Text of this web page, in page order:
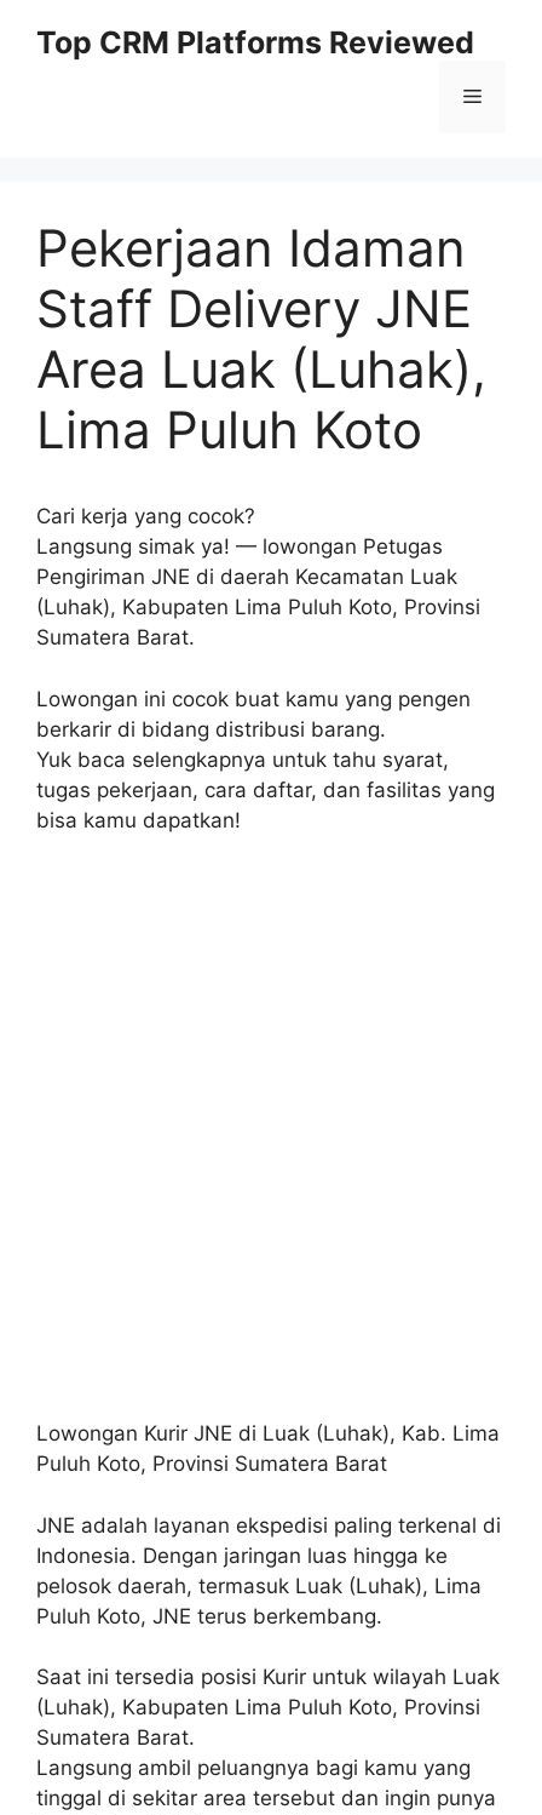
Top CRM Platforms Reviewed
Menu
Pekerjaan Idaman
Staff Delivery JNE
Area Luak (Luhak),
Lima Puluh Koto
Cari kerja yang cocok?
Langsung simak ya! — lowongan Petugas
Pengiriman JNE di daerah Kecamatan Luak
(Luhak), Kabupaten Lima Puluh Koto, Provinsi
Sumatera Barat.
Lowongan ini cocok buat kamu yang pengen
berkarir di bidang distribusi barang.
Yuk baca selengkapnya untuk tahu syarat,
tugas pekerjaan, cara daftar, dan fasilitas yang
bisa kamu dapatkan!
Lowongan Kurir JNE di Luak (Luhak), Kab. Lima
Puluh Koto, Provinsi Sumatera Barat
JNE adalah layanan ekspedisi paling terkenal di
Indonesia. Dengan jaringan luas hingga ke
pelosok daerah, termasuk Luak (Luhak), Lima
Puluh Koto, JNE terus berkembang.
Saat ini tersedia posisi Kurir untuk wilayah Luak
(Luhak), Kabupaten Lima Puluh Koto, Provinsi
Sumatera Barat.
Langsung ambil peluangnya bagi kamu yang
tinggal di sekitar area tersebut dan ingin punya